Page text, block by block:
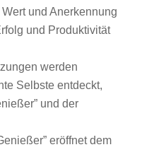
Wert und Anerkennung
und Produktivität
werden
Selbste entdeckt,
und der
eröffnet dem